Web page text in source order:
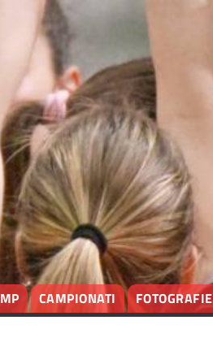
CAMPIONATI FOTOGRAFIE